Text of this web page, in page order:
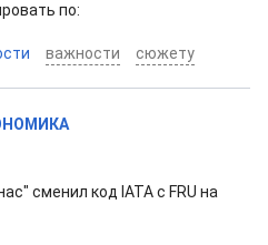
по:
важности сюжету
сменил код IATA с FRU на